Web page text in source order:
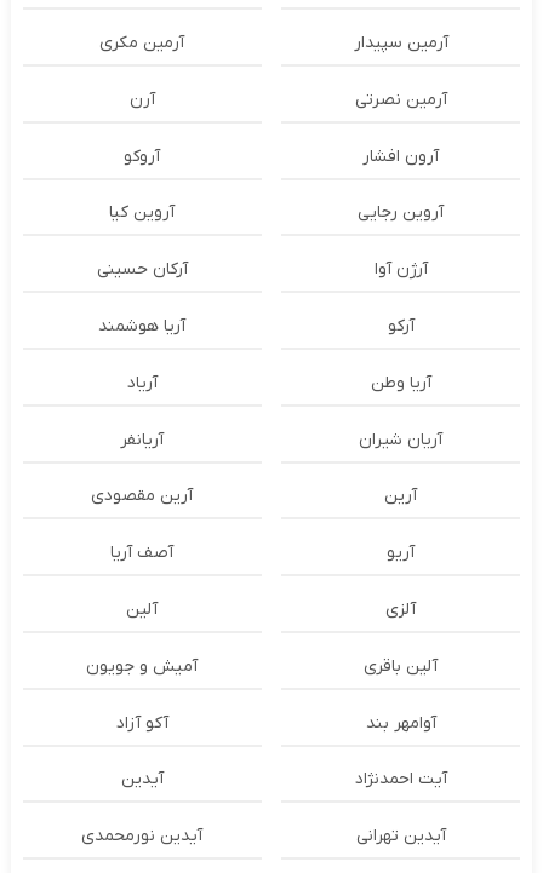
آرمین سپیدار آرمین مکری
آرمین نصرتی آرن
آرون افشار آروکو
آروین رجایی آروین کیا
آرژن آوا آرکان حسینی
آرکو آریا هوشمند
آریا وطن آریاد
آریان شیران آریانفر
آرین آرین مقصودی
آریو آصف آریا
آلزی آلین
آلین باقری آمیش و جویون
آوامهر بند آکو آزاد
آیت احمدنژاد آیدین
آیدین تهرانی آیدین نورمحمدی